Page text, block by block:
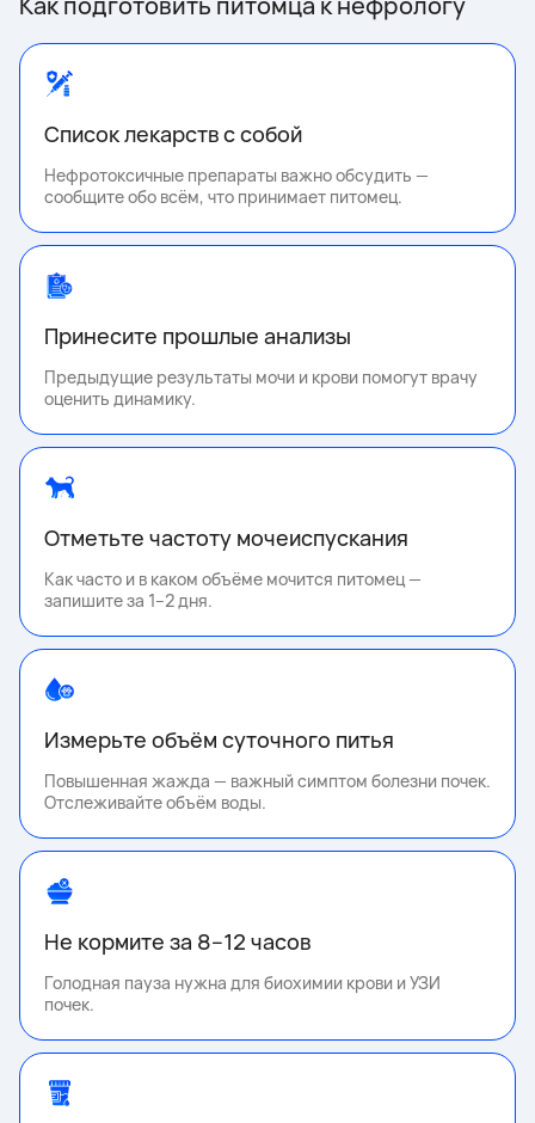
Список лекарств с собой
Нефротоксичные препараты важно обсудить —
сообщите обо всём, что принимает питомец.
Принесите прошлые анализы
Предыдущие результаты мочи и крови помогут врачу
оценить динамику.
Отметьте частоту мочеиспускания
Как часто и в каком объёме мочится питомец —
запишите за 1–2 дня.
Измерьте объём суточного питья
Повышенная жажда — важный симптом болезни почек.
Отслеживайте объём воды.
Не кормите за 8–12 часов
Голодная пауза нужна для биохимии крови и УЗИ
почек.